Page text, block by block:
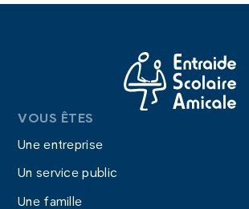
VOUS ÊTES
Une entreprise
Un service public
Une famille